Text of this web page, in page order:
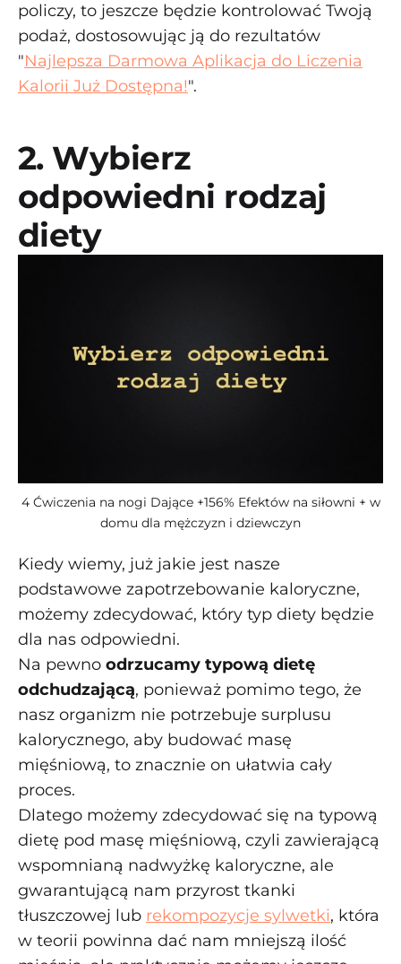
policzy, to jeszcze będzie kontrolować Twoją
podaż, dostosowując ją do rezultatów
"Najlepsza Darmowa Aplikacja do Liczenia
Kalorii Już Dostępna!".
2. Wybierz
odpowiedni rodzaj
diety
4 Ćwiczenia na nogi Dające +156% Efektów na siłowni + w
domu dla mężczyzn i dziewczyn
Kiedy wiemy, już jakie jest nasze
podstawowe zapotrzebowanie kaloryczne,
możemy zdecydować, który typ diety będzie
dla nas odpowiedni.
Na pewno odrzucamy typową dietę
odchudzającą, ponieważ pomimo tego, że
nasz organizm nie potrzebuje surplusu
kalorycznego, aby budować masę
mięśniową, to znacznie on ułatwia cały
proces.
Dlatego możemy zdecydować się na typową
dietę pod masę mięśniową, czyli zawierającą
wspomnianą nadwyżkę kaloryczne, ale
gwarantującą nam przyrost tkanki
tłuszczowej lub rekompozycje sylwetki, która
w teorii powinna dać nam mniejszą ilość